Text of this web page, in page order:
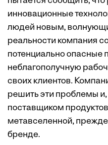
инновационные
людей новым,
реальности компания
потенциально опасные
неблагополучную
своих клиентов.
решить эти проблемы и,
поставщиком
метавселенной,
бренде.